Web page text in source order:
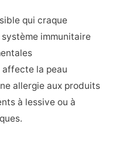
qui craque
immunitaire
affecte la peau
allergie aux produits
à lessive ou à